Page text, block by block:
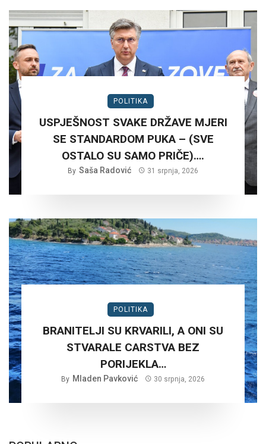
POLITIKA
USPJEŠNOST SVAKE DRŽAVE MJERI
SE STANDARDOM PUKA – (SVE
OSTALO SU SAMO PRIČE)….
By Saša Radović 31 srpnja, 2026
POLITIKA
BRANITELJI SU KRVARILI, A ONI SU
STVARALE CARSTVA BEZ
PORIJEKLA…
By Mladen Pavković 30 srpnja, 2026